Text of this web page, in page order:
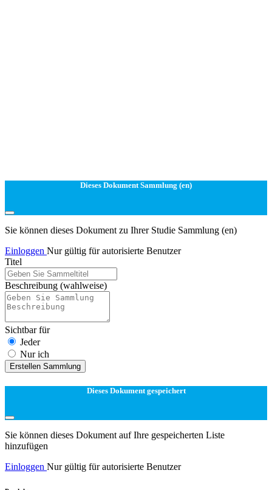
Dieses Dokument Sammlung (en)
Sie können dieses Dokument zu Ihrer Studie Sammlung (en)
Einloggen Nur gültig für autorisierte Benutzer
Titel
Beschreibung (wahlweise)
Sichtbar für
Jeder
Nur ich
Erstellen Sammlung
Dieses Dokument gespeichert
Sie können dieses Dokument auf Ihre gespeicherten Liste
hinzufügen
Einloggen Nur gültig für autorisierte Benutzer